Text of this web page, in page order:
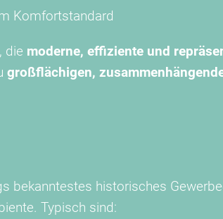
Komfortstandard
die moderne, effiziente und
großflächigen,
bekanntestes historisches
Typisch sind: